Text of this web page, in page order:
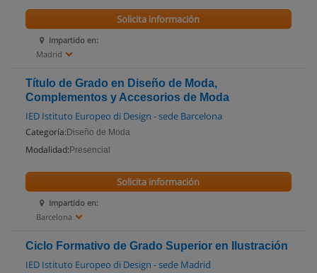
Impartido en:
Madrid
Solicita información
Título de Grado en Diseño de Moda,
Complementos y Accesorios de Moda
IED Istituto Europeo di Design - sede Barcelona
Categoría: Diseño de Moda
Modalidad: Presencial
Impartido en:
Barcelona
Solicita información
Ciclo Formativo de Grado Superior en Ilustración
IED Istituto Europeo di Design - sede Madrid